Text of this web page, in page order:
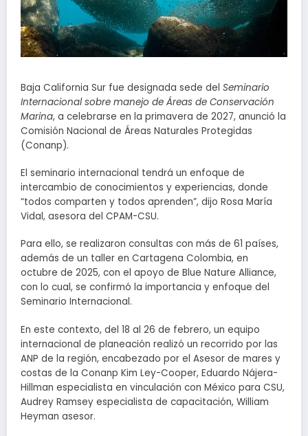
Baja California Sur fue designada sede del Seminario
Internacional sobre manejo de Áreas de Conservación
Marina, a celebrarse en la primavera de 2027, anunció la
Comisión Nacional de Áreas Naturales Protegidas
(Conanp).
El seminario internacional tendrá un enfoque de
intercambio de conocimientos y experiencias, donde
“todos comparten y todos aprenden”, dijo Rosa María
Vidal, asesora del CPAM-CSU.
Para ello, se realizaron consultas con más de 61 países,
además de un taller en Cartagena Colombia, en
octubre de 2025, con el apoyo de Blue Nature Alliance,
con lo cual, se confirmó la importancia y enfoque del
Seminario Internacional.
En este contexto, del 18 al 26 de febrero, un equipo
internacional de planeación realizó un recorrido por las
ANP de la región, encabezado por el Asesor de mares y
costas de la Conanp Kim Ley-Cooper, Eduardo Nájera-
Hillman especialista en vinculación con México para CSU,
Audrey Ramsey especialista de capacitación, William
Heyman asesor.